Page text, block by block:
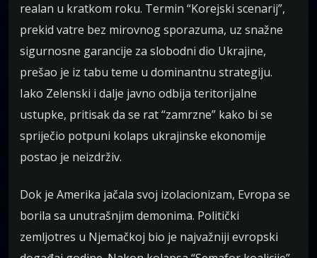
realan u kratkom roku. Termin “Korejski scenarij”,
prekid vatre bez mirovnog sporazuma, uz snažne
sigurnosne garancije za slobodni dio Ukrajine,
prešao je iz tabu teme u dominantnu strategiju.
Iako Zelenski i dalje javno odbija teritorijalne
ustupke, pritisak da se rat “zamrzne” kako bi se
spriječio potpuni kolaps ukrajinske ekonomije
postao je neizdrživ.
Dok je Amerika jačala svoj izolacionizam, Evropa se
borila sa unutrašnjim demonima. Politički
zemljotres u Njemačkoj bio je najvažniji evropski